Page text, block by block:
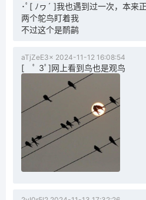
･ﾟ[ ﾉヮ´ ]我也遇到过一次，本来
两个鸵鸟盯着我
不过这个是鸸鹋
aTjZeE3x 2024-11-12 16:08:54
[ ﾟ 3ﾟ]网上看到鸟也是观鸟